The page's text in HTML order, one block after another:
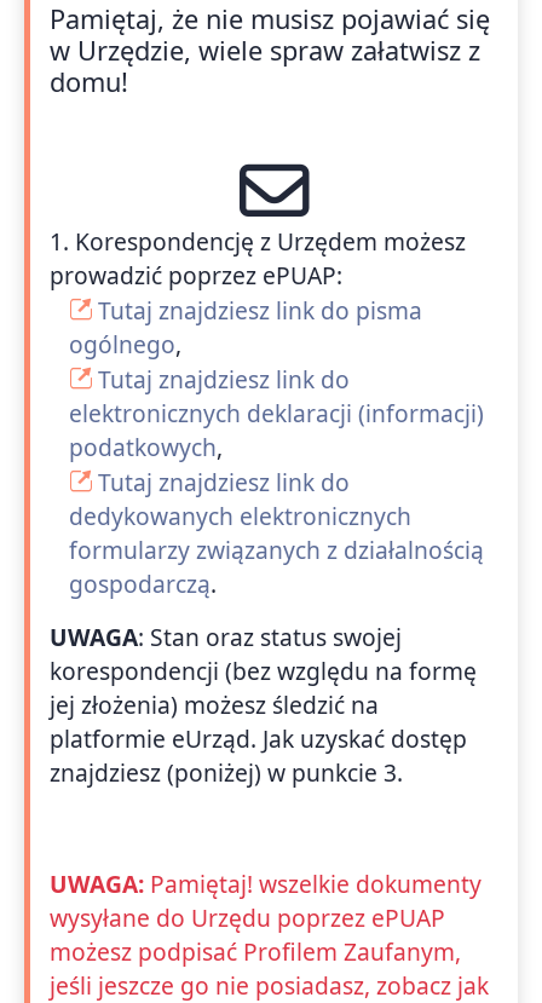
Pamiętaj, że nie musisz pojawiać się
w Urzędzie, wiele spraw załatwisz z
domu!
1. Korespondencję z Urzędem możesz
prowadzić poprzez ePUAP:
Tutaj znajdziesz link do pisma
ogólnego,
Tutaj znajdziesz link do
elektronicznych deklaracji (informacji)
podatkowych,
Tutaj znajdziesz link do
dedykowanych elektronicznych
formularzy związanych z działalnością
gospodarczą.
UWAGA: Stan oraz status swojej
korespondencji (bez względu na formę
jej złożenia) możesz śledzić na
platformie eUrząd. Jak uzyskać dostęp
znajdziesz (poniżej) w punkcie 3.
UWAGA: Pamiętaj! wszelkie dokumenty
wysyłane do Urzędu poprzez ePUAP
możesz podpisać Profilem Zaufanym,
jeśli jeszcze go nie posiadasz, zobacz jak